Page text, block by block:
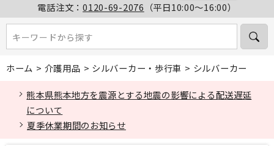
電話注文：0120-69-2076 （平日10:00～16:00）
キーワードから探す
キーワードから探す
ホーム > 介護用品 > シルバーカー・歩行車 > シルバーカー
熊本県熊本地方を震源とする地震の影響による配送遅延
について
夏季休業期間のお知らせ